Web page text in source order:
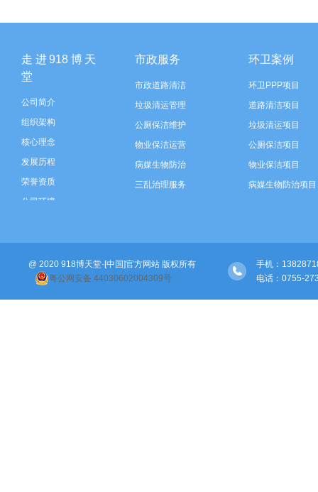
走进918博天
堂
公司简介
组织架构
核心理念
发展历程
荣誉资质
公司环境
市政服务
市政道路清洁
垃圾清运管理
公厕保洁维护
物业保洁运营
病媒生物防治
三乱治理服务
河道保洁
绿化管养
环卫案例
环卫PPP项目
道路清洁项目
垃圾清运项目
公厕保洁项目
物业保洁项目
病媒生物防治项目
智慧环卫建设
河道保洁项目
绿化管养项目
@ 2020 918博天堂·[中国]官方网站 版权所有
粤公网安备 44030602004309号
手机：
电话：0755-